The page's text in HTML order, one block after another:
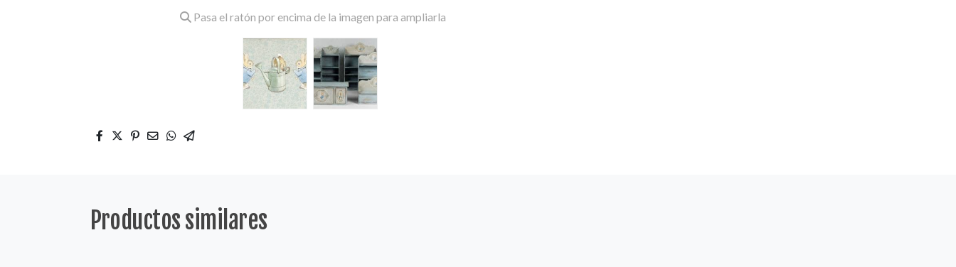
Pasa el ratón por encima de la imagen para ampliarla
Productos similares